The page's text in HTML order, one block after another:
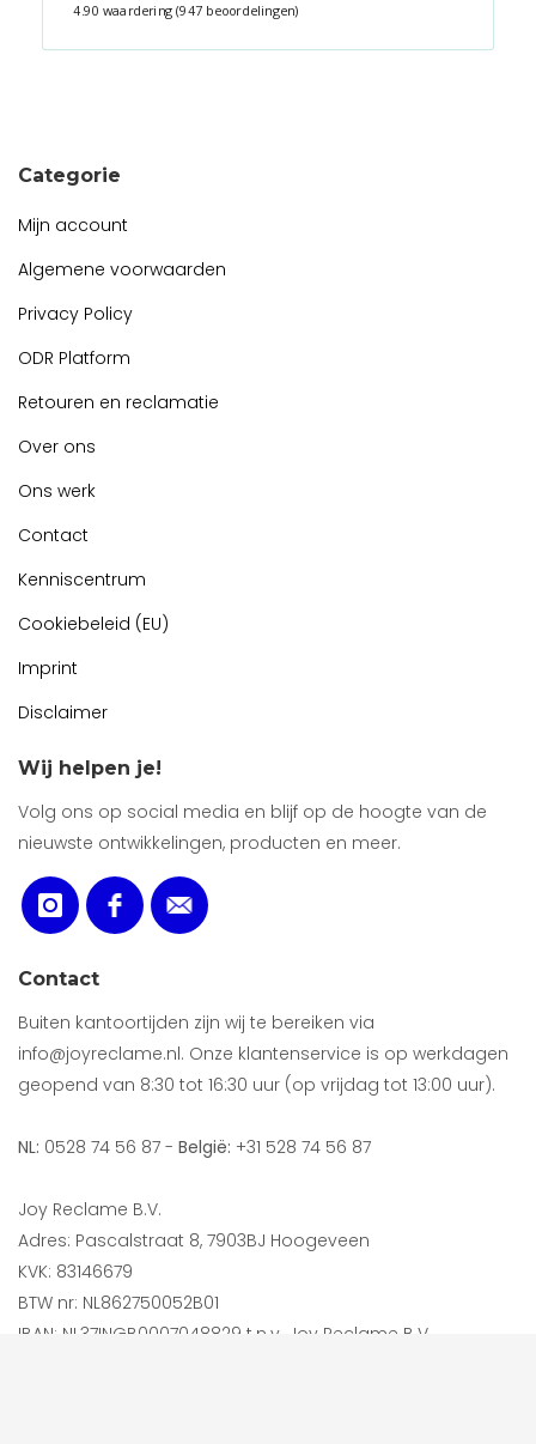
4.90 waardering (947 beoordelingen)
Categorie
Mijn account
Algemene voorwaarden
Privacy Policy
ODR Platform
Retouren en reclamatie
Over ons
Ons werk
Contact
Kenniscentrum
Cookiebeleid (EU)
Imprint
Disclaimer
Wij helpen je!
Volg ons op social media en blijf op de hoogte van de
nieuwste ontwikkelingen, producten en meer.
Contact
Buiten kantoortijden zijn wij te bereiken via
info@joyreclame.nl. Onze klantenservice is op werkdagen
geopend van 8:30 tot 16:30 uur (op vrijdag tot 13:00 uur).
NL: 0528 74 56 87 - België: +31 528 74 56 87
Joy Reclame B.V.
Adres: Pascalstraat 8, 7903BJ Hoogeveen
KVK: 83146679
BTW nr: NL862750052B01
IBAN: NL37INGB0007048829 t.n.v. Joy Reclame B.V.